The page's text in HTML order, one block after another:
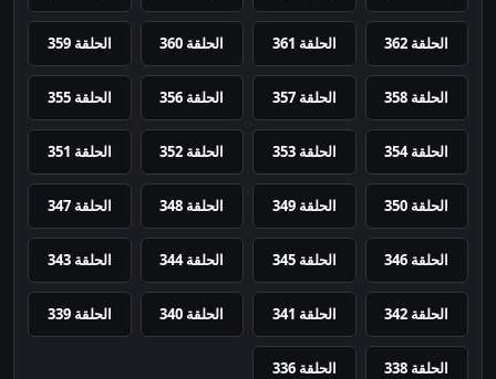
الحلقة 362 الحلقة 361 الحلقة 360 الحلقة 359
الحلقة 358 الحلقة 357 الحلقة 356 الحلقة 355
الحلقة 354 الحلقة 353 الحلقة 352 الحلقة 351
الحلقة 350 الحلقة 349 الحلقة 348 الحلقة 347
الحلقة 346 الحلقة 345 الحلقة 344 الحلقة 343
الحلقة 342 الحلقة 341 الحلقة 340 الحلقة 339
الحلقة 338 الحلقة 336